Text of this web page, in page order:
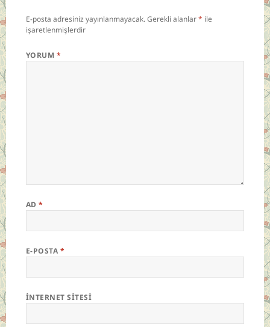
E-posta adresiniz yayınlanmayacak.Gerekli alanlar* ile
işaretlenmişlerdir
YORUM *
AD*
E-POSTA *
İNTERNET SITESI